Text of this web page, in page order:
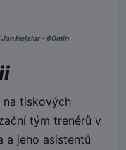
Jan Hejzlar - 90min
na tiskových
tým trenérů v
a jeho asistentů